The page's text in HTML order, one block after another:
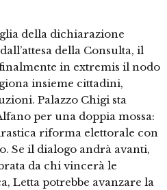
della dichiarazione
della Consulta, il
in extremis il nodo
insieme cittadini,
Palazzo Chigi sta
per una doppia mossa:
riforma elettorale con
Se il dialogo andrà avanti,
da chi vincerà le
Letta potrebbe avanzare la